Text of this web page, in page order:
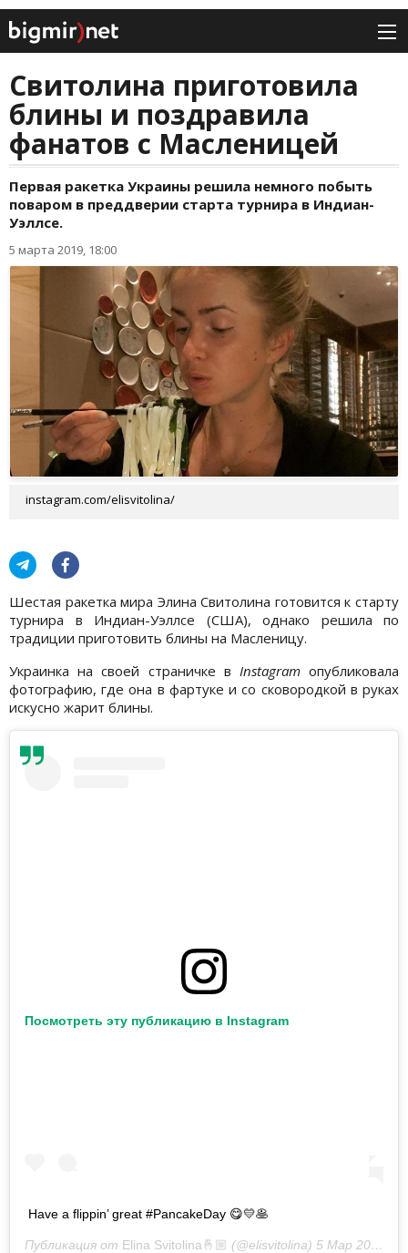
Свитолина приготовила
блины и поздравила
фанатов с Масленицей
Первая ракетка Украины решила немного побыть
поваром в преддверии старта турнира в Индиан-
Уэллсе.
5 марта 2019, 18:00
instagram.com/elisvitolina/
Шестая ракетка мира Элина Свитолина готовится к старту
турнира в Индиан-Уэллсе (США), однако решила по
традиции приготовить блины на Масленицу.
Украинка на своей страничке в Instagramопубликовала
фотографию, где она в фартуке и со сковородкой в руках
искусно жарит блины.
Посмотреть эту публикацию в Instagram
Have a flippin’ great #PancakeDay 😋💛🥞
Публикация от Elina Svitolina🤞🏼 (@elisvitolina) 5 Мар 2019 в 6:25 PST